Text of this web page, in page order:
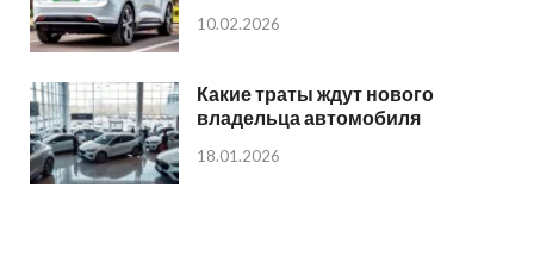
10.02.2026
Какие траты ждут нового
владельца автомобиля
18.01.2026